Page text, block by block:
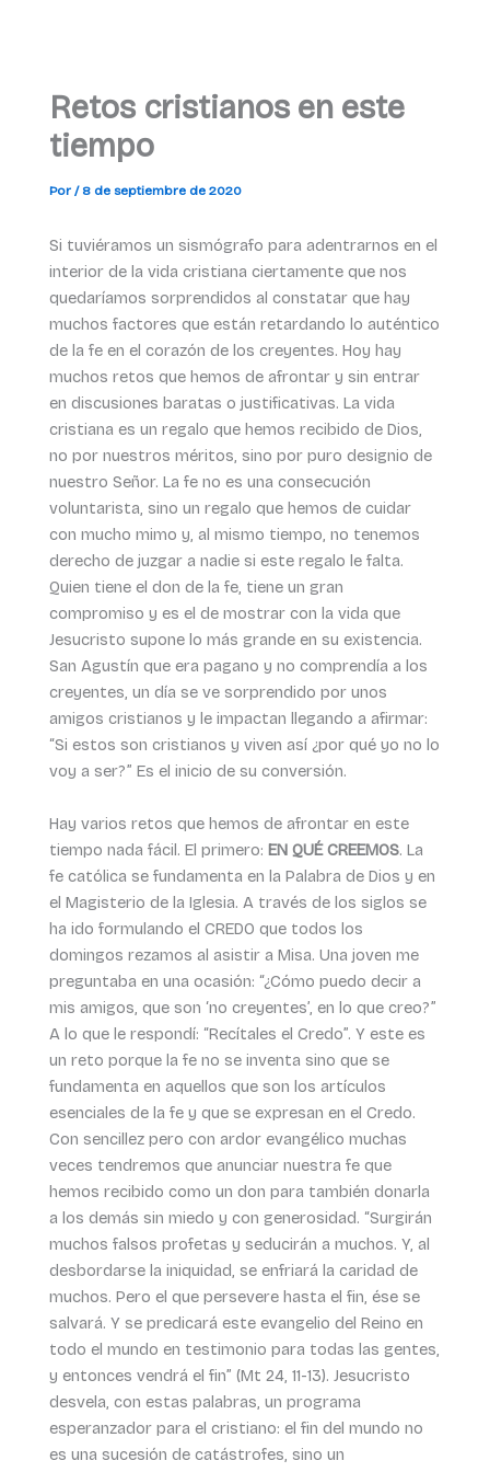
Retos cristianos en este
tiempo
Por / 8 de septiembre de 2020
Si tuviéramos un sismógrafo para adentrarnos en el
interior de la vida cristiana ciertamente que nos
quedaríamos sorprendidos al constatar que hay
muchos factores que están retardando lo auténtico
de la fe en el corazón de los creyentes. Hoy hay
muchos retos que hemos de afrontar y sin entrar
en discusiones baratas o justificativas. La vida
cristiana es un regalo que hemos recibido de Dios,
no por nuestros méritos, sino por puro designio de
nuestro Señor. La fe no es una consecución
voluntarista, sino un regalo que hemos de cuidar
con mucho mimo y, al mismo tiempo, no tenemos
derecho de juzgar a nadie si este regalo le falta.
Quien tiene el don de la fe, tiene un gran
compromiso y es el de mostrar con la vida que
Jesucristo supone lo más grande en su existencia.
San Agustín que era pagano y no comprendía a los
creyentes, un día se ve sorprendido por unos
amigos cristianos y le impactan llegando a afirmar:
“Si estos son cristianos y viven así ¿por qué yo no lo
voy a ser?” Es el inicio de su conversión.
Hay varios retos que hemos de afrontar en este
tiempo nada fácil. El primero: EN QUÉ CREEMOS. La
fe católica se fundamenta en la Palabra de Dios y en
el Magisterio de la Iglesia. A través de los siglos se
ha ido formulando el CREDO que todos los
domingos rezamos al asistir a Misa. Una joven me
preguntaba en una ocasión: “¿Cómo puedo decir a
mis amigos, que son ‘no creyentes’, en lo que creo?”
A lo que le respondí: “Recítales el Credo”. Y este es
un reto porque la fe no se inventa sino que se
fundamenta en aquellos que son los artículos
esenciales de la fe y que se expresan en el Credo.
Con sencillez pero con ardor evangélico muchas
veces tendremos que anunciar nuestra fe que
hemos recibido como un don para también donarla
a los demás sin miedo y con generosidad. “Surgirán
muchos falsos profetas y seducirán a muchos. Y, al
desbordarse la iniquidad, se enfriará la caridad de
muchos. Pero el que persevere hasta el fin, ése se
salvará. Y se predicará este evangelio del Reino en
todo el mundo en testimonio para todas las gentes,
y entonces vendrá el fin” (Mt 24, 11-13). Jesucristo
desvela, con estas palabras, un programa
esperanzador para el cristiano: el fin del mundo no
es una sucesión de catástrofes, sino un